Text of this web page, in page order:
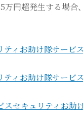
万円超発生する場
ティお助け隊サービ
ティお助け隊サービ
スセキュリティお助